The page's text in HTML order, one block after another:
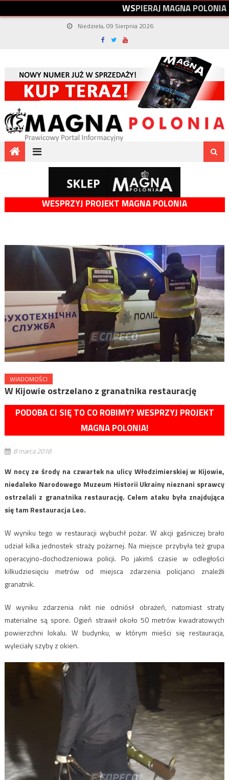
WSPIERAJMAGNAPOLONIA
Niedziela, 09 Sierpnia 2026
WESPRZYJ PROJEKT MAGNA POLONIA
WIADOMOŚCI
W Kijowie ostrzelano z granatnika restaurację
PODOBA CI SIĘ TO CO ROBIMY? WESPRZYJ PROJEKT
MAGNA POLONIA!
8 marca 2018
W nocy ze środy na czwartek na ulicy Włodzimierskiej w Kijowie,
niedaleko Narodowego Muzeum Historii Ukrainy nieznani sprawcy
ostrzelali z granatnika restaurację. Celem ataku była znajdująca
się tam Restauracja Leo.
W wyniku tego w restauracji wybuchł pożar. W akcji gaśniczej brało
udział kilka jednostek straży pożarnej. Na miejsce przybyła też grupa
operacyjno-dochodzeniowa policji. Po jakimś czasie w odległości
kilkudziesięciu metrów od miejsca zdarzenia policjanci znaleźli
granatnik.
W wyniku zdarzenia nikt nie odniósł obrażeń, natomiast straty
materialne są spore. Ogień strawił około 50 metrów kwadratowych
powierzchni lokalu. W budynku, w którym mieści się restauracja,
wyleciały szyby z okien.